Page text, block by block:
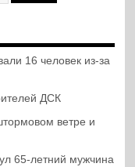
16 человек из-за
ДСК
ветре и
65-летний мужчина